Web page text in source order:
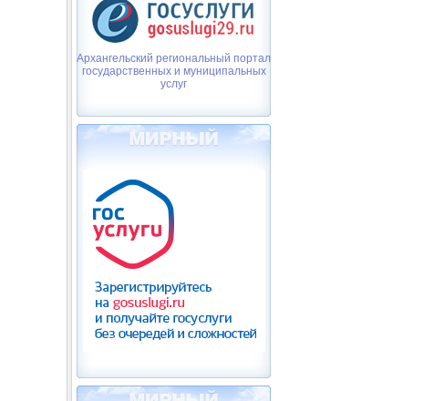
Архангельский региональный портал
государственных и муниципальных
услуг